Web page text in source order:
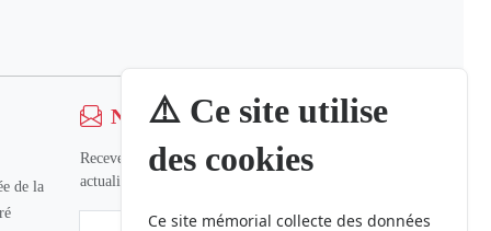
⚠️ Ce site utilise
des cookies
Ce site mémorial collecte des données
de la
Newsletter
Recevez nos dernières informations et
actualités.